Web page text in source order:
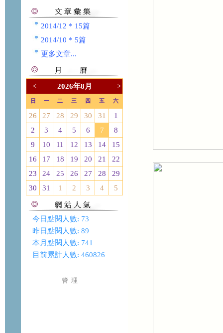
2014/12 * 15篇
2014/10 * 5篇
更多文章...
< 2026年8月 >
日 一 二 三 四 五 六
26 27 28 29 30 31
1
2
3 4 5 6 7
8
9
10 11 12 13 14
15
16
17 18 19 20 21
22
23
24 25 26 27 28
29
30
31 1 2 3 4 5
今日點閱人數: 73
昨日點閱人數: 89
本月點閱人數: 741
目前累計人數: 460826
管 理